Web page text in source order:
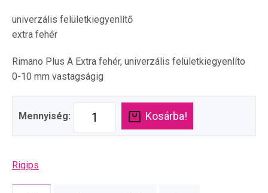
univerzális felületkiegyenlítő
extra fehér
Rimano Plus A Extra fehér, univerzális felületkiegyenlíto
0-10 mm vastagságig
Mennyiség: Kosárba!
Rigips